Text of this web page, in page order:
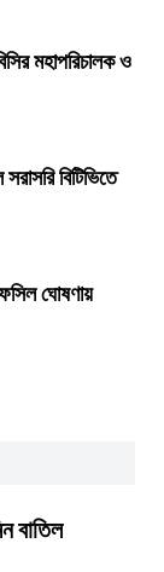
মহাপরিচালক ও
বিটিভিতে
ঘোষণায়
বাতিল